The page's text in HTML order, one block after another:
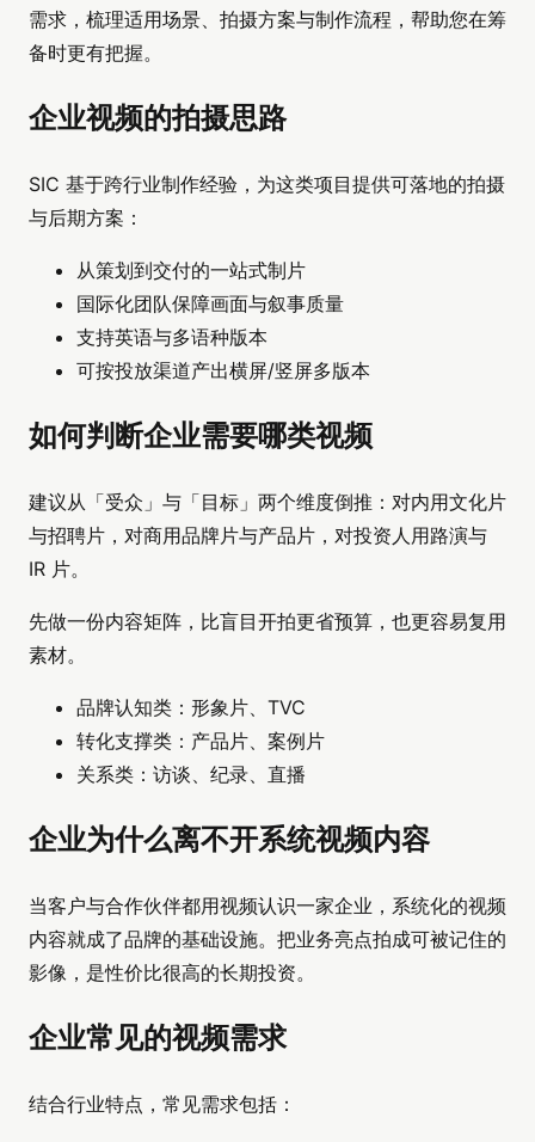
需求，梳理适用场景、拍摄方案与制作流程，帮助您在筹
备时更有把握。
企业视频的拍摄思路
SIC 基于跨行业制作经验，为这类项目提供可落地的拍摄
与后期方案：
从策划到交付的一站式制片
国际化团队保障画面与叙事质量
支持英语与多语种版本
可按投放渠道产出横屏/竖屏多版本
如何判断企业需要哪类视频
建议从「受众」与「目标」两个维度倒推：对内用文化片
与招聘片，对商用品牌片与产品片，对投资人用路演与
IR 片。
先做一份内容矩阵，比盲目开拍更省预算，也更容易复用
素材。
品牌认知类：形象片、TVC
转化支撑类：产品片、案例片
关系类：访谈、纪录、直播
企业为什么离不开系统视频内容
当客户与合作伙伴都用视频认识一家企业，系统化的视频
内容就成了品牌的基础设施。把业务亮点拍成可被记住的
影像，是性价比很高的长期投资。
企业常见的视频需求
结合行业特点，常见需求包括：